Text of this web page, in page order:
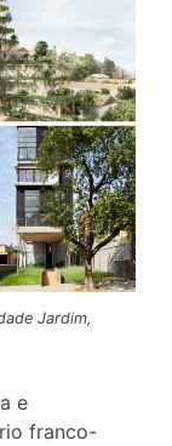
Jardim,
e
franco-